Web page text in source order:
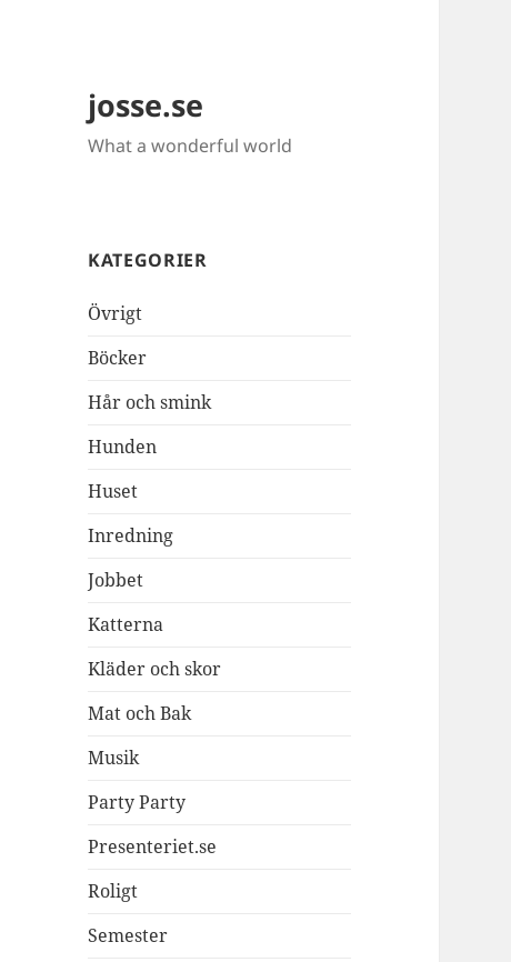
josse.se
What a wonderful world
KATEGORIER
Övrigt
Böcker
Hår och smink
Hunden
Huset
Inredning
Jobbet
Katterna
Kläder och skor
Mat och Bak
Musik
Party Party
Presenteriet.se
Roligt
Semester